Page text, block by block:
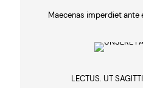
Maecenas imperdiet ante
LECTUS. UT